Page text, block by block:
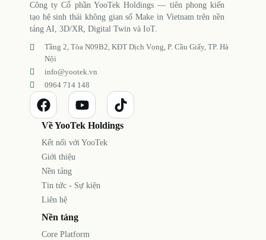
Công ty Cổ phần YooTek Holdings — tiên phong kiến
tạo hệ sinh thái không gian số Make in Vietnam trên nền
tảng AI, 3D/XR, Digital Twin và IoT.
Tầng 2, Tòa N09B2, KĐT Dịch Vọng, P. Cầu Giấy, TP. Hà
Nội
info@yootek.vn
0964 714 148
Về YooTek Holdings
Kết nối với YooTek
Giới thiệu
Nền tảng
Tin tức - Sự kiện
Liên hệ
Nền tảng
Core Platform